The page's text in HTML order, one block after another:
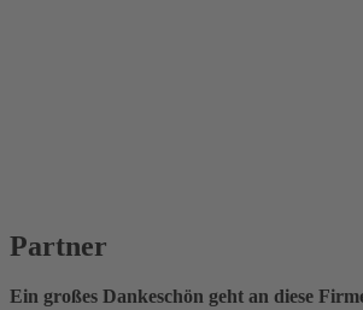
Partner
Ein großes Dankeschön geht an diese